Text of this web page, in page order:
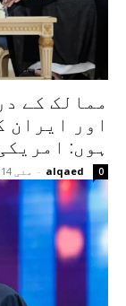
ممالک کے
اور ایران
ہوں:
alqaed
- مئی 14, 2025 0